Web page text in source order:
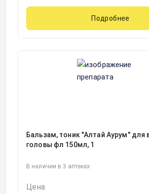
Подробнее
Бальзам, тоник "Алтай Аурум" для
головы фл 150мл, 1
В наличии в 3 аптеках
Цена